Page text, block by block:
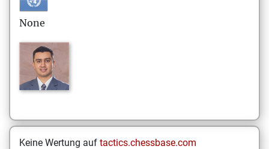
None
Keine Wertung auf tactics.chessbase.com